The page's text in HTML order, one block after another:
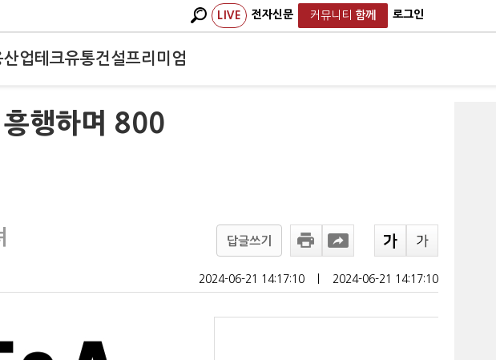
LIVE 전자신문 커뮤니티 함께 로그인
산업테크유통건설프리미엄
흥행하며 800
답글쓰기
2024-06-21 14:17:10 2024-06-21 14:17:10